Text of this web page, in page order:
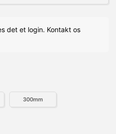
det et login. Kontakt os
300mm